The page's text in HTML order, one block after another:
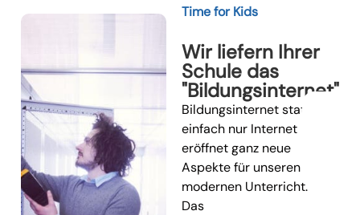
Time for Kids
Wir liefern Ihrer
Schule das
"Bildungsinternet"
Bildungsinternet statt
einfach nur Internet
eröffnet ganz neue
Aspekte für unseren
modernen Unterricht.
Das